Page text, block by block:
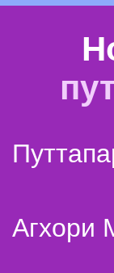
Агхори